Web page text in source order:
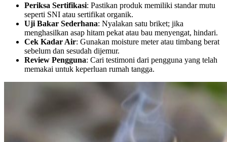
Periksa Sertifikasi: Pastikan produk memiliki standar mutu
seperti SNI atau sertifikat organik.
Uji Bakar Sederhana: Nyalakan satu briket; jika
menghasilkan asap hitam pekat atau bau menyengat, hindari.
Cek Kadar Air: Gunakan moisture meter atau timbang berat
sebelum dan sesudah dijemur.
Review Pengguna: Cari testimoni dari pengguna yang telah
memakai untuk keperluan rumah tangga.